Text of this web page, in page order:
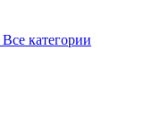
Все категории